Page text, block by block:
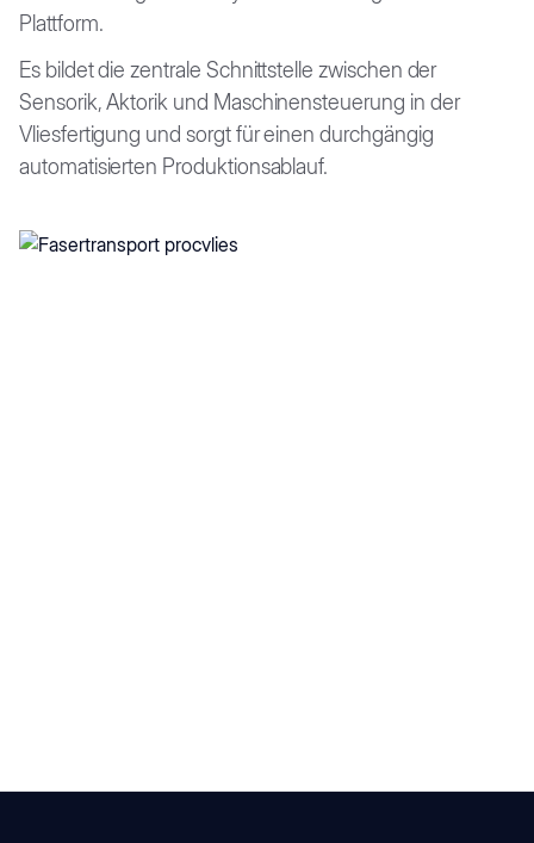
Plattform.
Es bildet die zentrale Schnittstelle zwischen der
Sensorik, Aktorik und Maschinensteuerung in der
Vliesfertigung und sorgt für einen durchgängig
automatisierten Produktionsablauf.